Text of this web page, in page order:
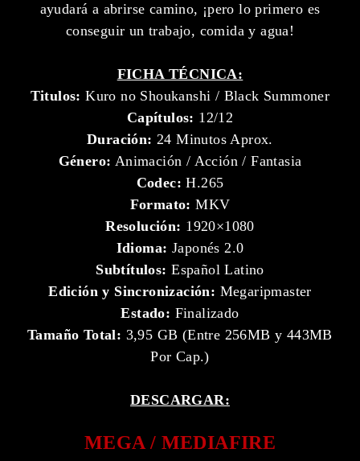
ayudará a abrirse camino, ¡pero lo primero es
conseguir un trabajo, comida y agua!
FICHA TÉCNICA:
Titulos: Kuro no Shoukanshi / Black Summoner
Capítulos: 12/12
Duración:24 Minutos Aprox.
Género: Animación / Acción / Fantasia
Codec: H.265
Formato: MKV
Resolución: 1920×1080
Idioma: Japonés 2.0
Subtítulos: Español Latino
Edición y Sincronización: Megaripmaster
Estado: Finalizado
Tamaño Total: 3,95 GB (Entre 256MB y 443MB
Por Cap.)
DESCARGAR:
MEGA / MEDIAFIRE